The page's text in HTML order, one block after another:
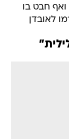
חבט בו
לאובדן